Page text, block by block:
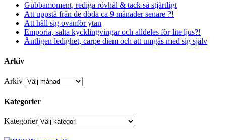
Gubbamoment, rediga rövhål & tack så stjärtligt
Att uppstå från de döda ca 9 månader senare ?!
Att håll sig ovanför ytan
Emporia, salta kycklingvingar och alldeles för lite ljus?!
Äntligen ledighet, carpe diem och att umgås med sig själv
Arkiv
Arkiv
Kategorier
Kategorier